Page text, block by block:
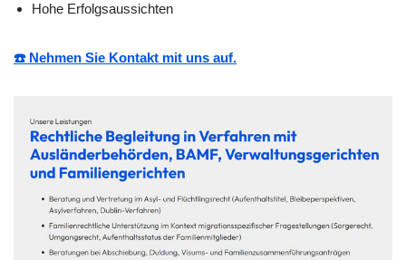
Hohe Erfolgsaussichten
☎️ Nehmen Sie Kontakt mit uns auf.